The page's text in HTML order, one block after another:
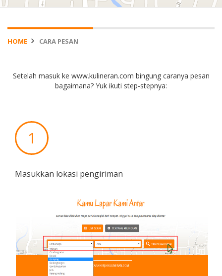
HOME CARA PESAN
Setelah masuk ke www.kulineran.com bingung caranya pesan
bagaimana? Yuk ikuti step-stepnya:
1
Masukkan lokasi pengiriman